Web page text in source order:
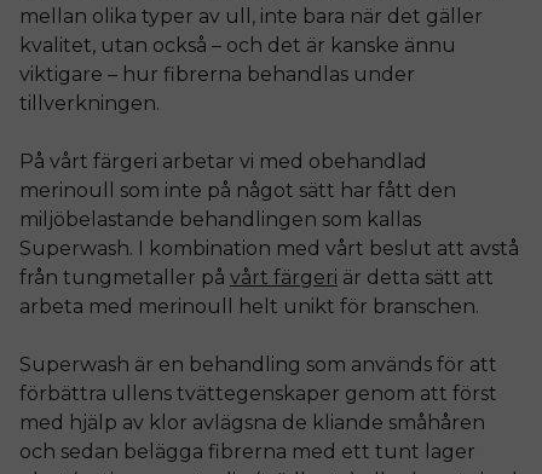
mellan olika typer av ull, inte bara när det gäller
kvalitet, utan också – och det är kanske ännu
viktigare – hur fibrerna behandlas under
tillverkningen.
På vårt färgeri arbetar vi med obehandlad
merinoull som inte på något sätt har fått den
miljöbelastande behandlingen som kallas
Superwash. I kombination med vårt beslut att avstå
från tungmetaller på vårt färgeri är detta sätt att
arbeta med merinoull helt unikt för branschen.
Superwash är en behandling som används för att
förbättra ullens tvättegenskaper genom att först
med hjälp av klor avlägsna de kliande småhåren
och sedan belägga fibrerna med ett tunt lager